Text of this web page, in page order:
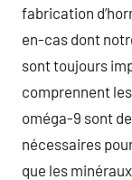
fabrication
en-cas dont
sont toujours
comprennent
oméga-9 sont
nécessaires
que les